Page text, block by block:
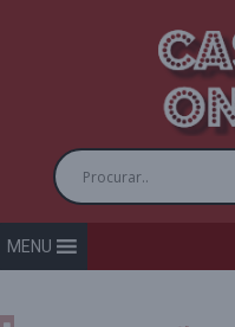
MENU